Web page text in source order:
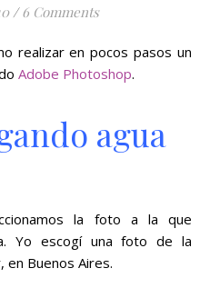
/ 6 Comments
Adobe Photoshop.
agua
la foto a la que
Yo escogí una foto de la
en Buenos Aires.